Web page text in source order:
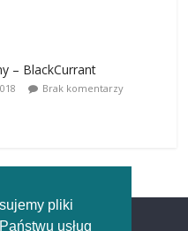
pliki
usług
– BlackCurrant
Brak komentarzy